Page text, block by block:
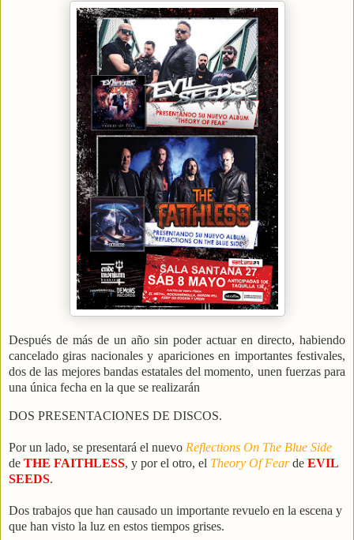
Después de más de un año sin poder actuar en directo, habiendo
cancelado giras nacionales y apariciones en importantes festivales,
dos de las mejores bandas estatales del momento, unen fuerzas para
una única fecha en la que se realizarán
DOS PRESENTACIONES DE DISCOS.
Por un lado, se presentará el nuevo Reflections On The Blue Side
de THE FAITHLESS, y por el otro, el Theory Of Fearde EVIL
SEEDS.
Dos trabajos que han causado un importante revuelo en la escena y
que han visto la luz en estos tiempos grises.